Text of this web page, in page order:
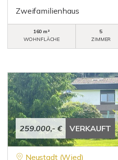
Zweifamilienhaus
160 m²
WOHNFLÄCHE
5
ZIMMER
259.000,- € VERKAUFT
Neustadt (Wied)